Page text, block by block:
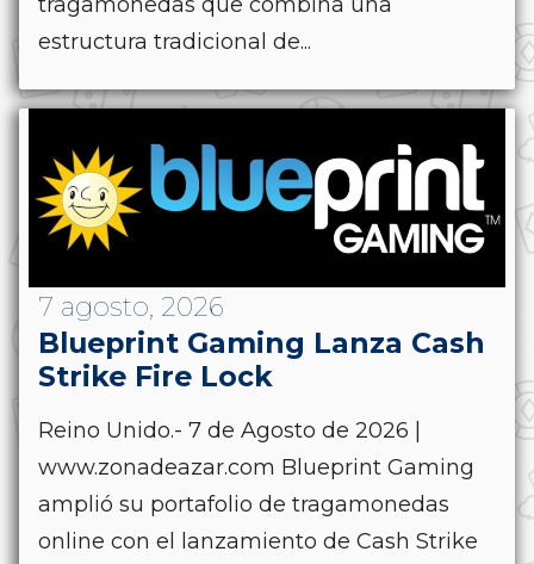
tragamonedas que combina una
estructura tradicional de...
7 agosto, 2026
Blueprint Gaming Lanza Cash
Strike Fire Lock
Reino Unido.- 7 de Agosto de 2026 |
www.zonadeazar.com Blueprint Gaming
amplió su portafolio de tragamonedas
online con el lanzamiento de Cash Strike